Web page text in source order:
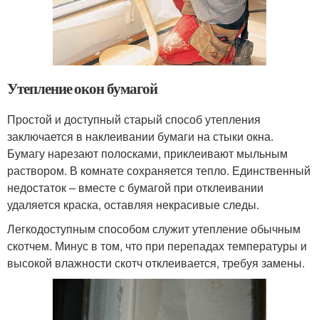
Утепление окон бумагой
Простой и доступный старый способ утепления
заключается в наклеивании бумаги на стыки окна.
Бумагу нарезают полосками, приклеивают мыльным
раствором. В комнате сохраняется тепло. Единственный
недостаток – вместе с бумагой при отклеивании
удаляется краска, оставляя некрасивые следы.
Легкодоступным способом служит утепление обычным
скотчем. Минус в том, что при перепадах температуры и
высокой влажности скотч отклеивается, требуя замены.